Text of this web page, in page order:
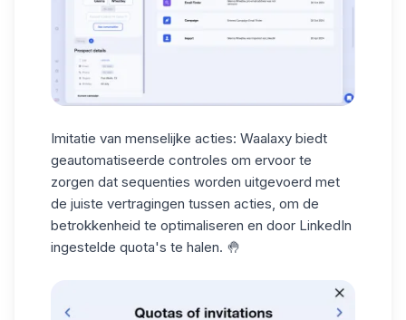
Imitatie van menselijke acties: Waalaxy biedt
geautomatiseerde controles om ervoor te
zorgen dat sequenties worden uitgevoerd met
de juiste vertragingen tussen acties, om de
betrokkenheid te optimaliseren en door LinkedIn
ingestelde quota's te halen. 🤚